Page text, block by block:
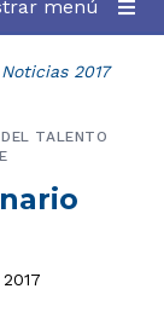
menú
Noticias 2017
TALENTO